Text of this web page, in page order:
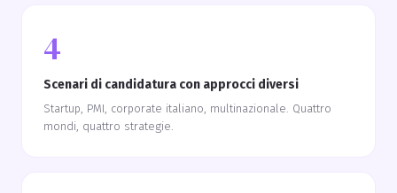
4
Scenari di candidatura con approcci diversi
Startup, PMI, corporate italiano, multinazionale. Quattro
mondi, quattro strategie.